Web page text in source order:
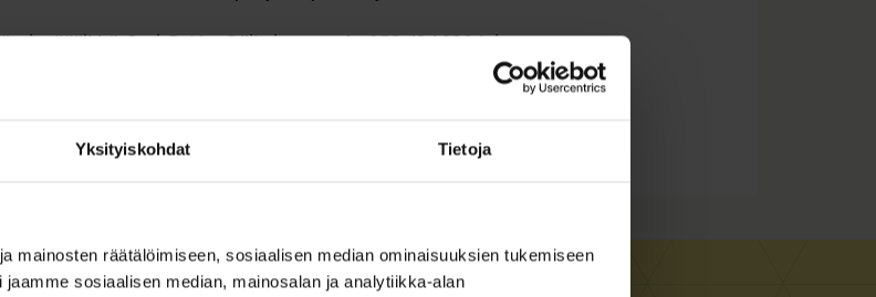
Yksityiskohdat Tietoja
mainosten räätälöimiseen, sosiaalisen median ominaisuuksien tukemiseen
sosiaalisen median, mainosalan ja analytiikka-alan
Ossi-Pekka Ollikainen, puh. 050 434 3184, ja
465 9243.